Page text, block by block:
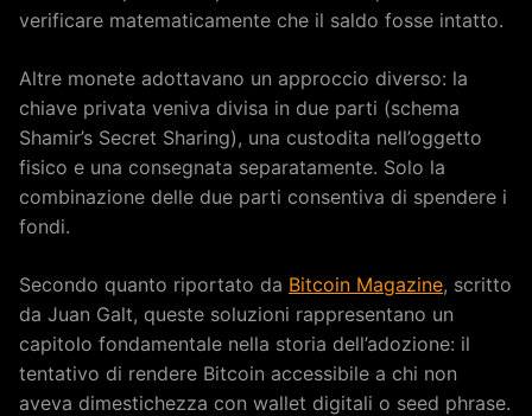
verificare matematicamente che il saldo fosse intatto.
Altre monete adottavano un approccio diverso: la
chiave privata veniva divisa in due parti (schema
Shamir’s Secret Sharing), una custodita nell’oggetto
fisico e una consegnata separatamente. Solo la
combinazione delle due parti consentiva di spendere i
fondi.
Secondo quanto riportato da Bitcoin Magazine, scritto
da Juan Galt, queste soluzioni rappresentano un
capitolo fondamentale nella storia dell’adozione: il
tentativo di rendere Bitcoin accessibile a chi non
aveva dimestichezza con wallet digitali o seed phrase.